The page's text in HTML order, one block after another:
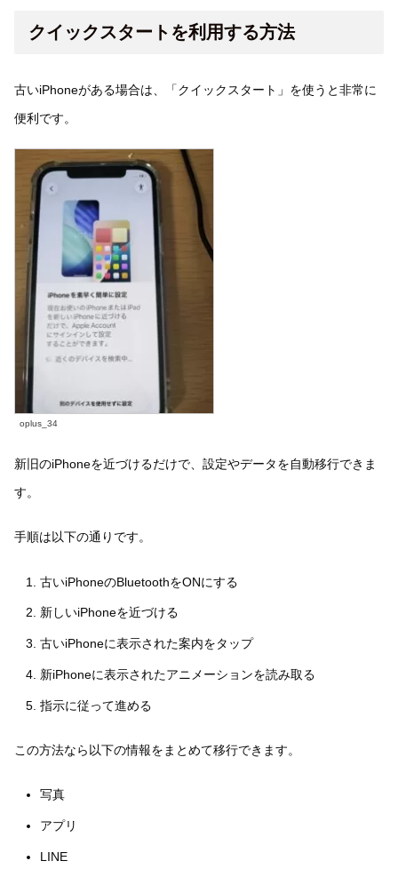
クイックスタートを利用する方法
古いiPhoneがある場合は、「クイックスタート」を使うと非常に
便利です。
oplus_34
新旧のiPhoneを近づけるだけで、設定やデータを自動移行できま
す。
手順は以下の通りです。
古いiPhoneのBluetoothをONにする
新しいiPhoneを近づける
古いiPhoneに表示された案内をタップ
新iPhoneに表示されたアニメーションを読み取る
指示に従って進める
この方法なら以下の情報をまとめて移行できます。
写真
アプリ
LINE